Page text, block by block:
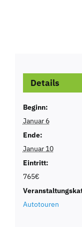
Details
Beginn:
Januar 6
Ende:
Januar 10
Eintritt:
765€
Autotouren